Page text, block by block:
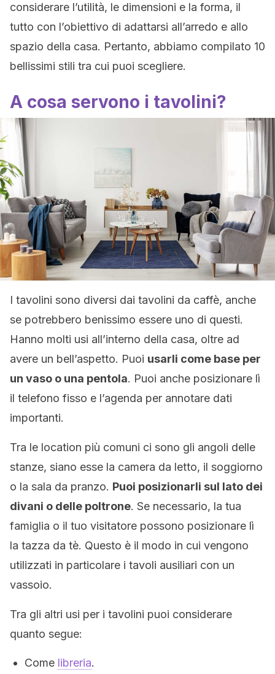
considerare l’utilità, le dimensioni e la forma, il
tutto con l’obiettivo di adattarsi all’arredo e allo
spazio della casa. Pertanto, abbiamo compilato 10
bellissimi stili tra cui puoi scegliere.
A cosa servono i tavolini?
I tavolini sono diversi dai tavolini da caffè, anche
se potrebbero benissimo essere uno di questi.
Hanno molti usi all’interno della casa, oltre ad
avere un bell’aspetto. Puoi usarli come base per
un vaso o una pentola. Puoi anche posizionare lì
il telefono fisso e l’agenda per annotare dati
importanti.
Tra le location più comuni ci sono gli angoli delle
stanze, siano esse la camera da letto, il soggiorno
o la sala da pranzo. Puoi posizionarli sul lato dei
divani o delle poltrone. Se necessario, la tua
famiglia o il tuo visitatore possono posizionare lì
la tazza da tè. Questo è il modo in cui vengono
utilizzati in particolare i tavoli ausiliari con un
vassoio.
Tra gli altri usi per i tavolini puoi considerare
quanto segue:
Come libreria.